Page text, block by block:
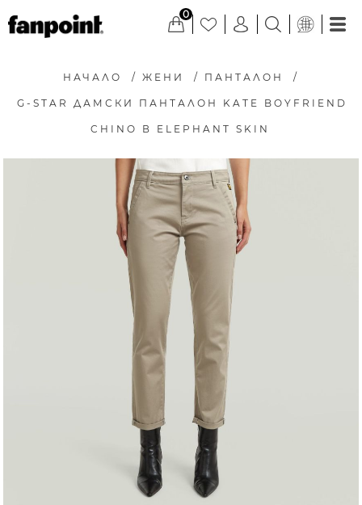
0
НАЧАЛО / ЖЕНИ / ПАНТАЛОН /
G-STAR ДАМСКИ ПАНТАЛОН KATE BOYFRIEND
CHINO В ELEPHANT SKIN